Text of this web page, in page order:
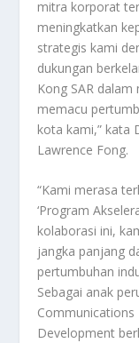
mitra korporat
meningkatkan
strategis kami
dukungan
Kong SAR
memacu
kota kami,” kata
Lawrence Fong.
“Kami merasa
‘Program
kolaborasi ini,
jangka panjang
pertumbuhan
Sebagai anak
Development